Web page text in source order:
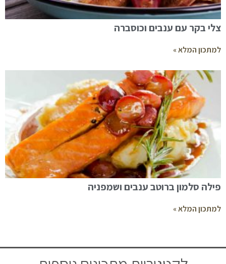
צלי בקר עם ענבים וכוסברה
למתכון המלא »
פילה סלמון ברוטב ענבים ושמפניה
למתכון המלא »